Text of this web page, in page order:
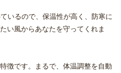
いるので、保温性が高く、防寒に
い風からあなたを守ってくれま
徴です。まるで、体温調整を自動